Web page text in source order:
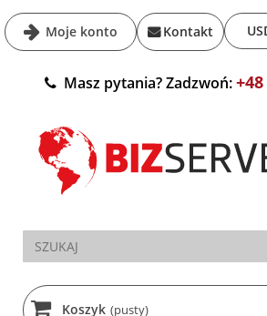
Moje konto Kontakt
Masz pytania? Zadzwoń:
Koszyk (pusty)